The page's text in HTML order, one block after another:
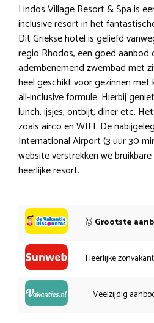
Lindos Village Resort & Spa is
inclusive resort in het
Dit Griekse hotel is geliefd
regio Rhodos, een goed aanbod
adembenemend zwembad met
heel geschikt voor gezinnen
all-inclusive formule. Hierbij
lunch, ijsjes, ontbijt, diner etc.
zoals airco en WIFI. De
International Airport (3 uur 30
website verstrekken we
heerlijke resort.
🥇 Grootste
Heerlijke
Veelzijdig